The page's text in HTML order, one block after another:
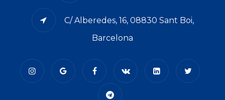
C/ Alberedes, 16, 08830 Sant Boi,
Barcelona